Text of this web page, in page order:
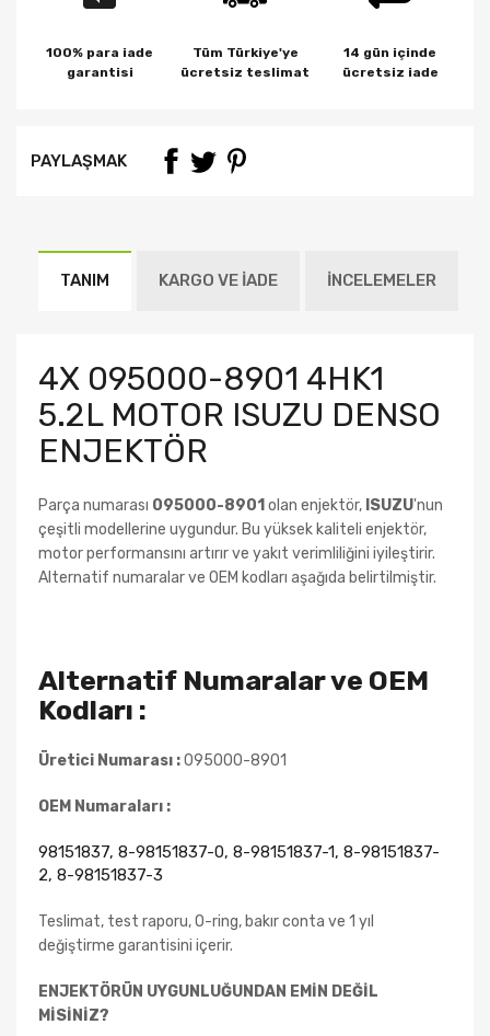
100% para iade
garantisi
Tüm Türkiye'ye
ücretsiz teslimat
14 gün içinde
ücretsiz iade
PAYLAŞMAK
TANIM KARGO VE İADE İNCELEMELER
4X 095000-8901 4HK1
5.2L MOTOR ISUZU DENSO
ENJEKTÖR
Parça numarası 095000-8901 olan enjektör, ISUZU'nun
çeşitli modellerine uygundur. Bu yüksek kaliteli enjektör,
motor performansını artırır ve yakıt verimliliğini iyileştirir.
Alternatif numaralar ve OEM kodları aşağıda belirtilmiştir.
Alternatif Numaralar ve OEM
Kodları :
Üretici Numarası :095000-8901
OEM Numaraları :
98151837, 8-98151837-0, 8-98151837-1, 8-98151837-
2, 8-98151837-3
Teslimat, test raporu, O-ring, bakır conta ve 1 yıl
değiştirme garantisini içerir.
ENJEKTÖRÜN UYGUNLUĞUNDAN EMİN DEĞİL
MİSİNİZ?